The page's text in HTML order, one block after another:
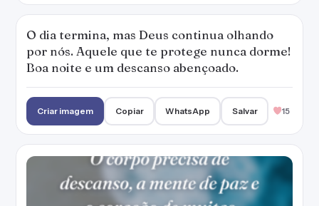
O dia termina, mas Deus continua olhando
por nós. Aquele que te protege nunca dorme!
Boa noite e um descanso abençoado.
Criar imagem Copiar WhatsApp Salvar 15